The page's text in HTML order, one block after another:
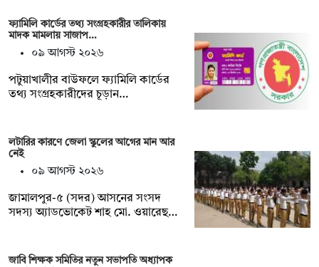
ফ্যামিলি কার্ডের তথ্য সংগ্রহকারীর তালিকায়
মাদক মামলায় সাজাপ…
০৯ আগস্ট ২০২৬
পটুয়াখালীর বাউফলে ফ্যামিলি কার্ডের
তথ্য সংগ্রহকারীদের চূড়ান…
লটারির কারণে জেলা স্কুলের আগের মান আর
নেই
০৯ আগস্ট ২০২৬
জামালপুর-৫ (সদর) আসনের সংসদ
সদস্য অ্যাডভোকেট শাহ মো. ওয়ারেছ…
জাবি শিক্ষক সমিতির নতুন সভাপতি অধ্যাপক